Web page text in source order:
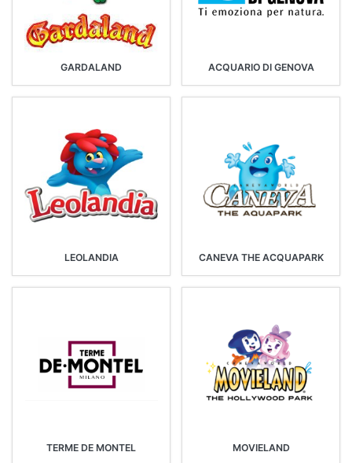
GARDALAND ACQUARIO DI GENOVA
LEOLANDIA CANEVA THE ACQUAPARK
TERME DE MONTEL MOVIELAND